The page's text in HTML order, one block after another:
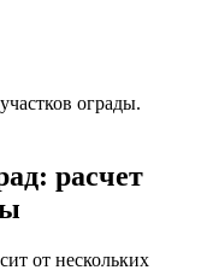
ограды.
расчет
от нескольких